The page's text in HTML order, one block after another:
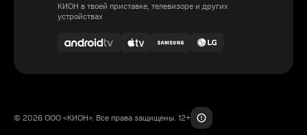
КИОН в твоей приставке, телевизоре и других
устройствах
© 2026 ООО «КИОН». Все права защищены. 12+